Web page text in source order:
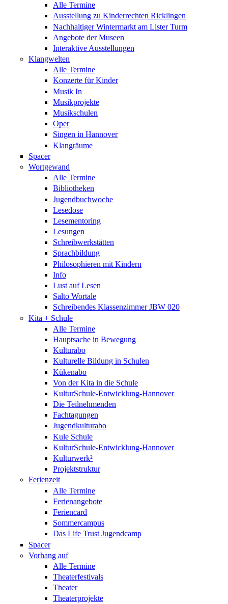
Alle Termine
Ausstellung zu Kinderrechten Ricklingen
Nachhaltiger Wintermarkt am Lister Turm
Angebote der Museen
Interaktive Ausstellungen
Klangwelten
Alle Termine
Konzerte für Kinder
Musik In
Musikprojekte
Musikschulen
Oper
Singen in Hannover
Klangräume
Spacer
Wortgewand
Alle Termine
Bibliotheken
Jugendbuchwoche
Lesedose
Lesementoring
Lesungen
Schreibwerkstätten
Sprachbildung
Philosophieren mit Kindern
Info
Lust auf Lesen
Salto Wortale
Schreibendes Klassenzimmer JBW 020
Kita + Schule
Alle Termine
Hauptsache in Bewegung
Kulturabo
Kulturelle Bildung in Schulen
Kükenabo
Von der Kita in die Schule
KulturSchule-Entwicklung-Hannover
Die Teilnehmenden
Fachtagungen
Jugendkulturabo
Kule Schule
KulturSchule-Entwicklung-Hannover
Kulturwerk²
Projektstruktur
Ferienzeit
Alle Termine
Ferienangebote
Feriencard
Sommercampus
Das Life Trust Jugendcamp
Spacer
Vorhang auf
Alle Termine
Theaterfestivals
Theater
Theaterprojekte